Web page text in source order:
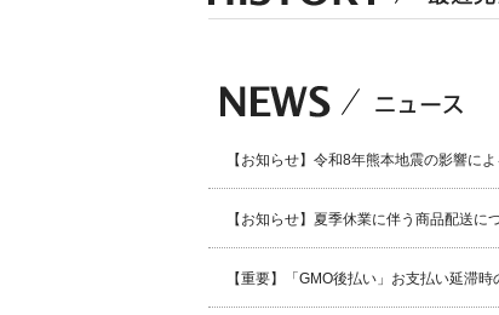
【お知らせ】令和8年熊本地震の影響に
【お知らせ】夏季休業に伴う商品配送に
【重要】「GMO後払い」お支払い延滞